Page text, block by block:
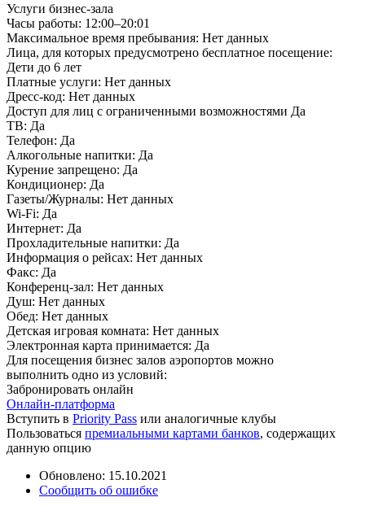
Услуги бизнес-зала
Часы работы: 12:00–20:01
Максимальное время пребывания: Нет данных
Лица, для которых предусмотрено бесплатное посещение:
Дети до 6 лет
Платные услуги: Нет данных
Дресс-код: Нет данных
Доступ для лиц с ограниченными возможностями Да
ТВ: Да
Телефон: Да
Алкогольные напитки: Да
Курение запрещено: Да
Кондиционер: Да
Газеты/Журналы: Нет данных
Wi-Fi: Да
Интернет: Да
Прохладительные напитки: Да
Информация о рейсах: Нет данных
Факс: Да
Конференц-зал: Нет данных
Душ: Нет данных
Обед: Нет данных
Детская игровая комната: Нет данных
Электронная карта принимается: Да
Для посещения бизнес залов аэропортов можно
выполнить одно из условий:
Забронировать онлайн
Онлайн-платформа
Вступить в Priority Pass или аналогичные клубы
Пользоваться премиальными картами банков, содержащих
данную опцию
Обновлено: 15.10.2021
Сообщить об ошибке